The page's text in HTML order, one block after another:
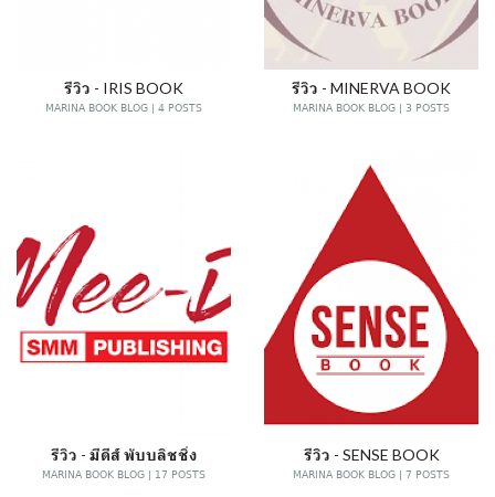
รีวิว - IRIS BOOK
MARINA BOOK BLOG | 4 POSTS
รีวิว - MINERVA BOOK
MARINA BOOK BLOG | 3 POSTS
รีวิว - มีดีส์ พับบลิชชิ่ง
MARINA BOOK BLOG | 17 POSTS
รีวิว - SENSE BOOK
MARINA BOOK BLOG | 7 POSTS